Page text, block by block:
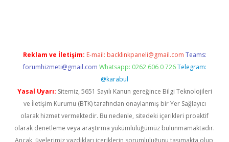
Reklam ve İletişim: E-mail: backlinkpaneli@gmail.com Teams:
forumhizmeti@gmail.com Whatsapp: 0262 606 0 726 Telegram:
@karabul
Yasal Uyarı: Sitemiz, 5651 Sayılı Kanun gereğince Bilgi Teknolojileri
ve İletişim Kurumu (BTK) tarafından onaylanmış bir Yer Sağlayıcı
olarak hizmet vermektedir. Bu nedenle, sitedeki içerikleri proaktif
olarak denetleme veya araştırma yükümlülüğümüz bulunmamaktadır.
Ancak, üyelerimiz yazdıkları içeriklerin sorumluluğunu taşımakta olup,